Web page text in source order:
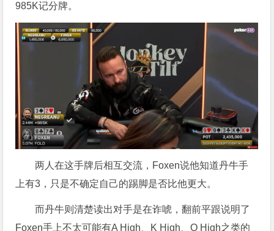
985K记分牌。
两人在这手牌后相互交流，Foxen说他知道丹牛手
上有3，只是不确定自己的踢脚是否比他更大。
而丹牛则清楚读出对手是在诈唬，翻前平跟说明了
Foxen手上不太可能有A High、K High、Q High之类的